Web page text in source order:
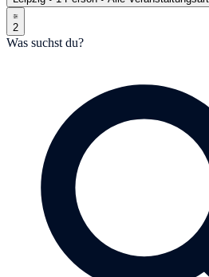
2
Was suchst du?